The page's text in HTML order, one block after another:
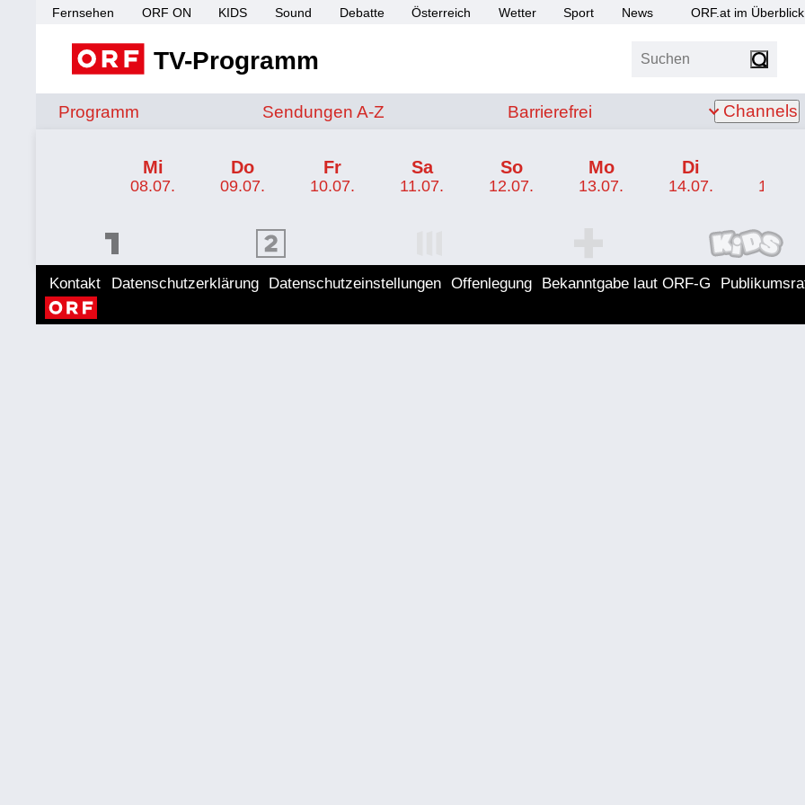
Fernsehen ORF ON KIDS Sound Debatte Österreich Wetter Sport News ORF.at im Überblick
TV-Programm Suchen
Programm Sendungen von A bis Z
Sendungen A-Z Barrierefrei
Barrierefrei Channels
Mi
08.07.
Do
09.07.
Fr
10.07.
Sa
11.07.
So
12.07.
Mo
13.07.
Di
14.07. 15.07.
ORF 2 Programm ORF KIDS Programm
Kontakt Datenschutzerklärung Datenschutzeinstellungen Offenlegung Bekanntgabe laut ORF-G